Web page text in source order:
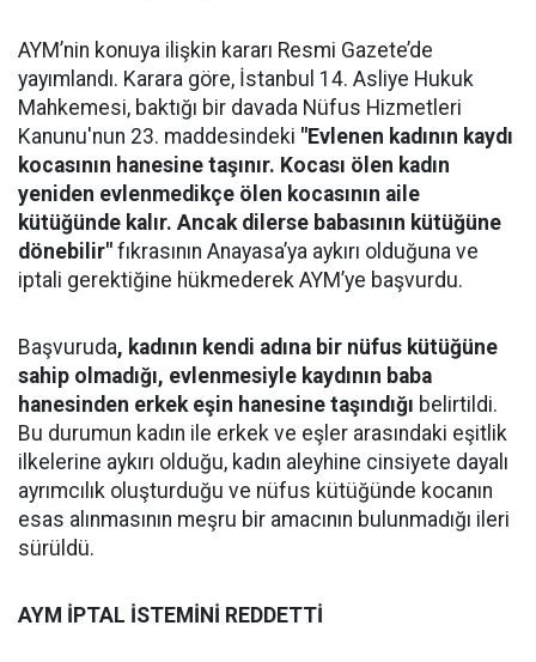
AYM’nin konuya ilişkin kararı Resmi Gazete’de
yayımlandı. Karara göre, İstanbul 14. Asliye Hukuk
Mahkemesi, baktığı bir davada Nüfus Hizmetleri
Kanunu'nun 23. maddesindeki "Evlenen kadının kaydı
kocasının hanesine taşınır. Kocası ölen kadın
yeniden evlenmedikçe ölen kocasının aile
kütüğünde kalır. Ancak dilerse babasının kütüğüne
dönebilir" fıkrasının Anayasa’ya aykırı olduğuna ve
iptali gerektiğine hükmederek AYM’ye başvurdu.
Başvuruda, kadının kendi adına bir nüfus kütüğüne
sahip olmadığı, evlenmesiyle kaydının baba
hanesinden erkek eşin hanesine taşındığı belirtildi.
Bu durumun kadın ile erkek ve eşler arasındaki eşitlik
ilkelerine aykırı olduğu, kadın aleyhine cinsiyete dayalı
ayrımcılık oluşturduğu ve nüfus kütüğünde kocanın
esas alınmasının meşru bir amacının bulunmadığı ileri
sürüldü.
AYM İPTAL İSTEMİNİ REDDETTİ